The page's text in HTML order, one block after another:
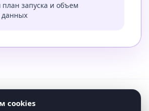
план запуска и объем
данных
Платформа управления школой
cookies